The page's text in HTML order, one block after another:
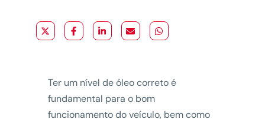
Ter um nível de óleo correto é
fundamental para o bom
funcionamento do veículo, bem como